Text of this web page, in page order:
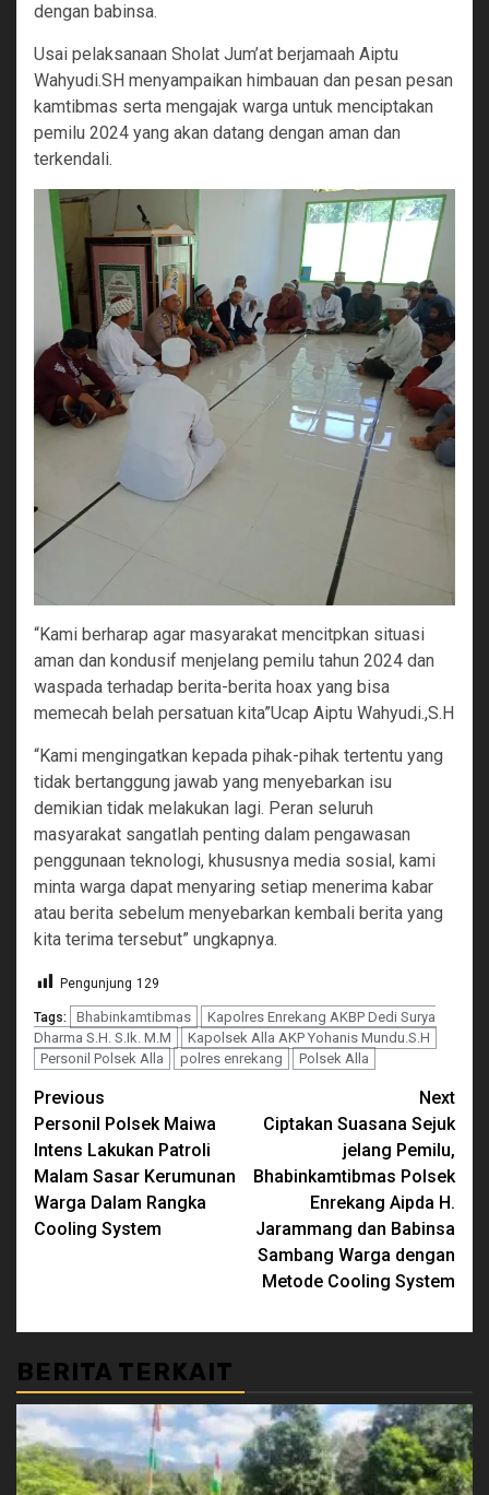
dengan babinsa.
Usai pelaksanaan Sholat Jum’at berjamaah Aiptu
Wahyudi.SH menyampaikan himbauan dan pesan pesan
kamtibmas serta mengajak warga untuk menciptakan
pemilu 2024 yang akan datang dengan aman dan
terkendali.
“Kami berharap agar masyarakat mencitpkan situasi
aman dan kondusif menjelang pemilu tahun 2024 dan
waspada terhadap berita-berita hoax yang bisa
memecah belah persatuan kita”Ucap Aiptu Wahyudi.,S.H
“Kami mengingatkan kepada pihak-pihak tertentu yang
tidak bertanggung jawab yang menyebarkan isu
demikian tidak melakukan lagi. Peran seluruh
masyarakat sangatlah penting dalam pengawasan
penggunaan teknologi, khususnya media sosial, kami
minta warga dapat menyaring setiap menerima kabar
atau berita sebelum menyebarkan kembali berita yang
kita terima tersebut” ungkapnya.
Pengunjung 129
Tags: Bhabinkamtibmas
Kapolres Enrekang AKBP Dedi Surya
Dharma S.H. S.Ik. M.M
Kapolsek Alla AKP Yohanis Mundu.S.H
Personil Polsek Alla
polres enrekang Polsek Alla
Continue
Reading
Previous
Personil Polsek Maiwa
Intens Lakukan Patroli
Malam Sasar Kerumunan
Warga Dalam Rangka
Cooling System
Next
Ciptakan Suasana Sejuk
jelang Pemilu,
Bhabinkamtibmas Polsek
Enrekang Aipda H.
Jarammang dan Babinsa
Sambang Warga dengan
Metode Cooling System
BERITA TERKAIT